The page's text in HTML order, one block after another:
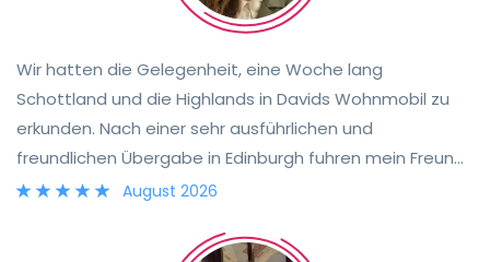
Wir hatten die Gelegenheit, eine Woche lang
Schottland und die Highlands in Davids Wohnmobil zu
erkunden. Nach einer sehr ausführlichen und
freundlichen Übergabe in Edinburgh fuhren mein Freund
und ich Richtung Glencoe. Wir verbrachten eine tolle
wir für einen einwöchigen Roadtrip brauchten, und dank
August 2026